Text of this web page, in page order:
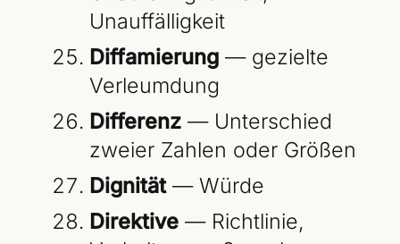
Unauffälligkeit
Diffamierung— gezielte
Verleumdung
Differenz— Unterschied
zweier Zahlen oder Größen
Dignität— Würde
Direktive— Richtlinie,